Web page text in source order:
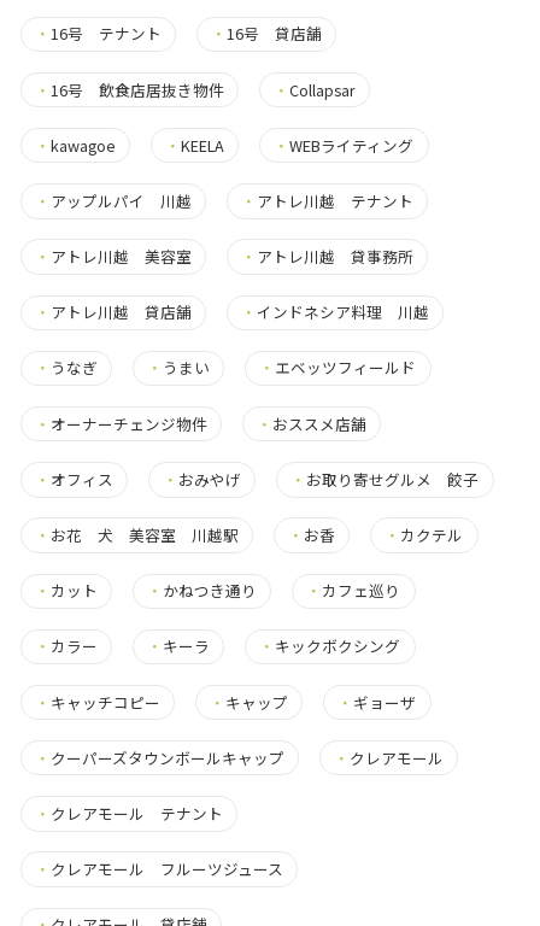
・ 16号 テナント ・16号 貸店舗
・ 16号 飲食店居抜き物件 ・Collapsar
・ kawagoe ・KEELA ・WEBライティング
・ アップルパイ 川越 ・ アトレ川越 テナント
・ アトレ川越 美容室 ・ アトレ川越 貸事務所
・ アトレ川越 貸店舗 ・ インドネシア料理 川越
・ うなぎ ・ うまい ・ エベッツフィールド
・ オーナーチェンジ物件 ・ おススメ店舗
・ オフィス ・ おみやげ ・ お取り寄せグルメ 餃子
・ お花 犬 美容室 川越駅 ・ お香 ・ カクテル
・ カット ・ かねつき通り ・ カフェ巡り
・ カラー ・ キーラ ・ キックボクシング
・ キャッチコピー ・ キャップ ・ ギョーザ
・ クーパーズタウンボールキャップ ・ クレアモール
・ クレアモール テナント
・ クレアモール フルーツジュース